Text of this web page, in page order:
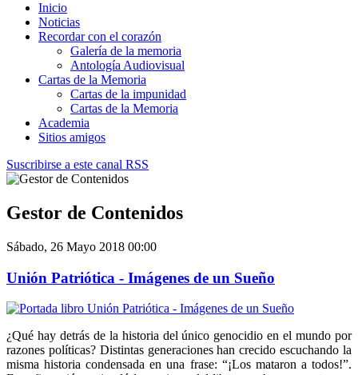
Inicio
Noticias
Recordar con el corazón
Galería de la memoria
Antología Audiovisual
Cartas de la Memoria
Cartas de la impunidad
Cartas de la Memoria
Academia
Sitios amigos
Suscribirse a este canal RSS
Gestor de Contenidos
Sábado, 26 Mayo 2018 00:00
Unión Patriótica - Imágenes de un Sueño
¿Qué hay detrás de la historia del único genocidio en el mundo por
razones políticas? Distintas generaciones han crecido escuchando la
misma historia condensada en una frase: “¡Los mataron a todos!”.